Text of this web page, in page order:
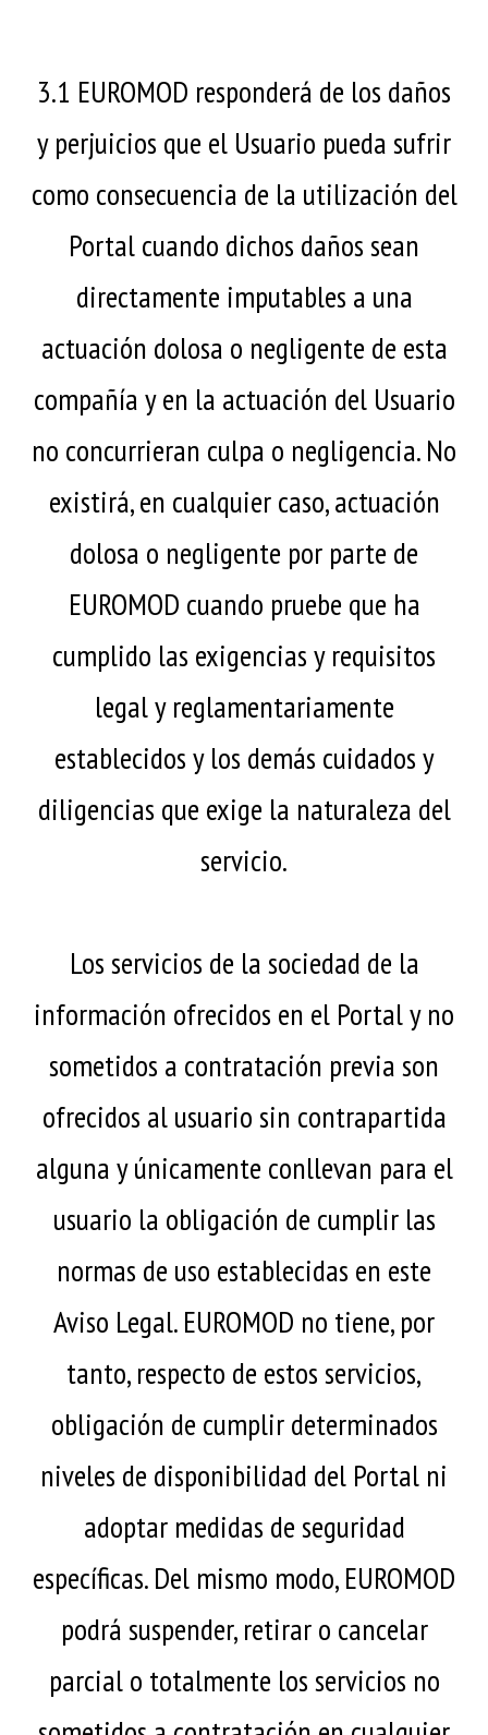
3.1 EUROMOD responderá de los daños
y perjuicios que el Usuario pueda sufrir
como consecuencia de la utilización del
Portal cuando dichos daños sean
directamente imputables a una
actuación dolosa o negligente de esta
compañía y en la actuación del Usuario
no concurrieran culpa o negligencia. No
existirá, en cualquier caso, actuación
dolosa o negligente por parte de
EUROMOD cuando pruebe que ha
cumplido las exigencias y requisitos
legal y reglamentariamente
establecidos y los demás cuidados y
diligencias que exige la naturaleza del
servicio.
Los servicios de la sociedad de la
información ofrecidos en el Portal y no
sometidos a contratación previa son
ofrecidos al usuario sin contrapartida
alguna y únicamente conllevan para el
usuario la obligación de cumplir las
normas de uso establecidas en este
Aviso Legal. EUROMOD no tiene, por
tanto, respecto de estos servicios,
obligación de cumplir determinados
niveles de disponibilidad del Portal ni
adoptar medidas de seguridad
específicas. Del mismo modo, EUROMOD
podrá suspender, retirar o cancelar
parcial o totalmente los servicios no